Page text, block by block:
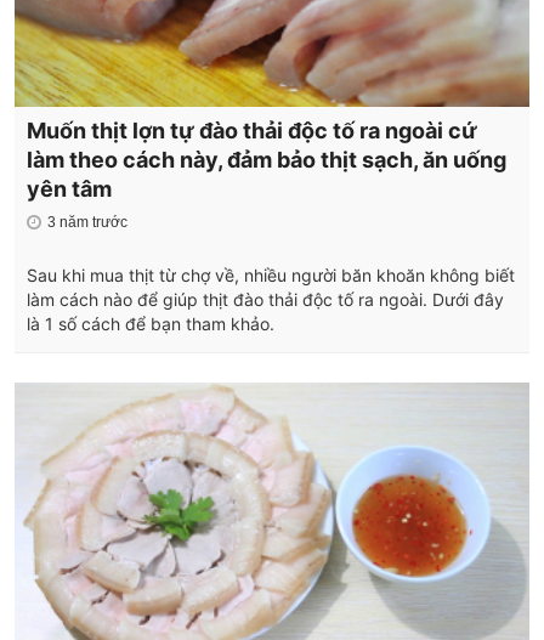
Muốn thịt lợn tự đào thải độc tố ra ngoài cứ
làm theo cách này, đảm bảo thịt sạch, ăn uống
yên tâm
3 năm trước
Sau khi mua thịt từ chợ về, nhiều người băn khoăn không biết
làm cách nào để giúp thịt đào thải độc tố ra ngoài. Dưới đây
là 1 số cách để bạn tham khảo.